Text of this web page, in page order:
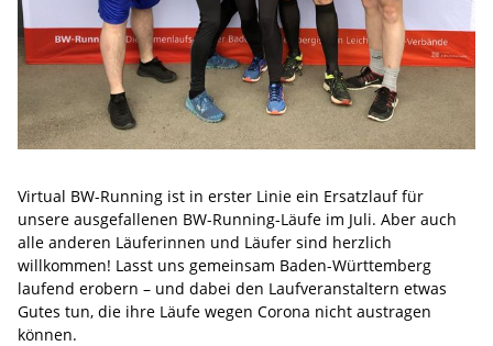
Virtual BW-Running ist in erster Linie ein Ersatzlauf für
unsere ausgefallenen BW-Running-Läufe im Juli. Aber auch
alle anderen Läuferinnen und Läufer sind herzlich
willkommen! Lasst uns gemeinsam Baden-Württemberg
laufend erobern – und dabei den Laufveranstaltern etwas
Gutes tun, die ihre Läufe wegen Corona nicht austragen
können.